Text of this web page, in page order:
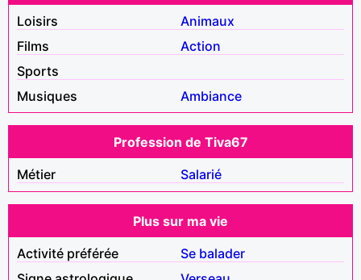
Loisirs
Animaux
Films
Action
Sports
Musiques
Ambiance
Profession de Tiva67
Métier
Salarié
Plus sur ma vie
Activité préférée
Se balader